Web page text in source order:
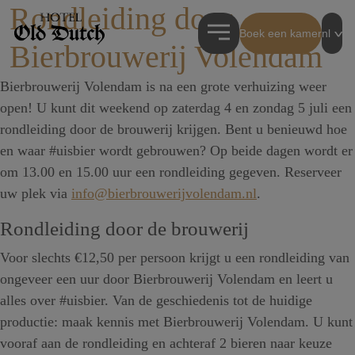
Boek een kamernl
Rondleiding door
Bierbrouwerij Volendam
Bierbrouwerij Volendam is na een grote verhuizing weer
open! U kunt dit weekend op zaterdag 4 en zondag 5 juli een
rondleiding door de brouwerij krijgen. Bent u benieuwd hoe
en waar #uisbier wordt gebrouwen? Op beide dagen wordt er
om 13.00 en 15.00 uur een rondleiding gegeven. Reserveer
uw plek via info@bierbrouwerijvolendam.nl.
Rondleiding door de brouwerij
Voor slechts €12,50 per persoon krijgt u een rondleiding van
ongeveer een uur door Bierbrouwerij Volendam en leert u
alles over #uisbier. Van de geschiedenis tot de huidige
productie: maak kennis met Bierbrouwerij Volendam. U kunt
vooraf aan de rondleiding en achteraf 2 bieren naar keuze